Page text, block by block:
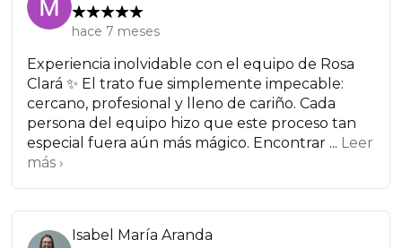
hace 7 meses
Experiencia inolvidable con el equipo de Rosa
Clará ✨ El trato fue simplemente impecable:
cercano, profesional y lleno de cariño. Cada
persona del equipo hizo que este proceso tan
especial fuera aún más mágico. Encontrar ... Leer
más ›
Isabel María Aranda